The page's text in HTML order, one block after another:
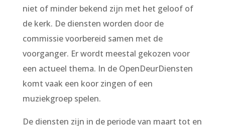
niet of minder bekend zijn met het geloof of
de kerk. De diensten worden door de
commissie voorbereid samen met de
voorganger. Er wordt meestal gekozen voor
een actueel thema. In de OpenDeurDiensten
komt vaak een koor zingen of een
muziekgroep spelen.
De diensten zijn in de periode van maart tot en